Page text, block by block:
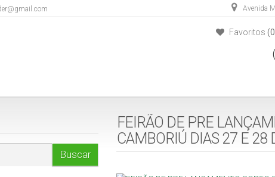
Avenida
Favoritos
(47) 33652828
FEIRÃO DE PRE
CAMBORIÚ DIAS 27 E 28